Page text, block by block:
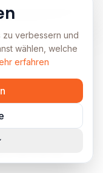
unseren
zu verbessern und
wählen, welche
erfahren